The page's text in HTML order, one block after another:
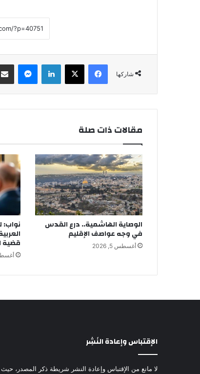
شاركها
فيسبوك لينكدإن
مقالات ذات صلة
الوصاية الهاشمية.. درع القدس
في وجه عواصف الإقليم
أغسطس 5, 2026
نواب:
قضية
أغسطس
الإقتباس وإعادة النَشِر
لا مانع من الإقتباس وإعادة النشر شريطة ذكر المصدر، حيث